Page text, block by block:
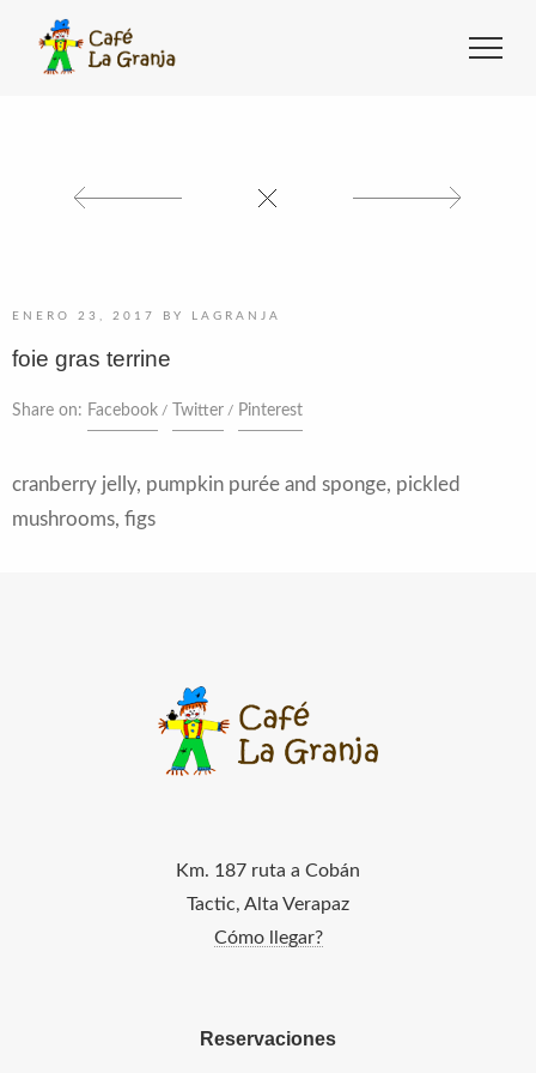
ENERO 23, 2017 BY LAGRANJA
foie gras terrine
Share on: Facebook Twitter Pinterest
cranberry jelly, pumpkin purée and sponge, pickled
mushrooms, figs
Km. 187 ruta a Cobán
Tactic, Alta Verapaz
Cómo llegar?
Reservaciones